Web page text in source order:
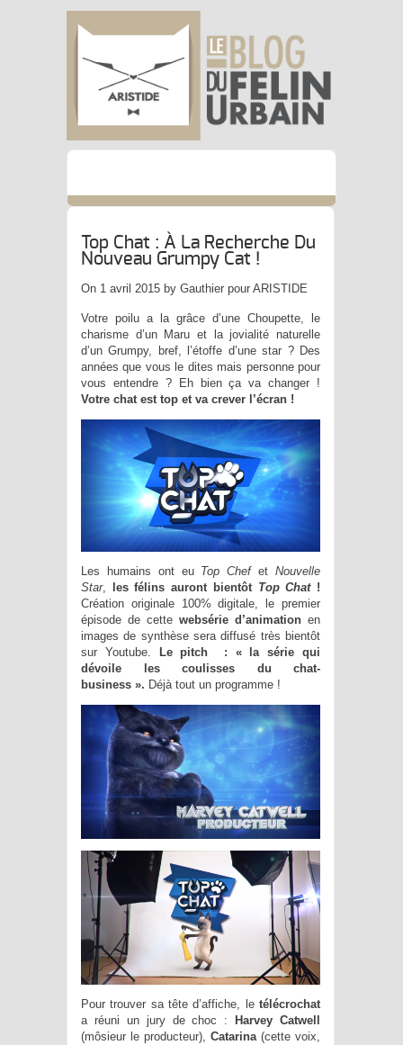
Top Chat : À La Recherche Du
Nouveau Grumpy Cat !
On 1 avril 2015 by Gauthier pour ARISTIDE
Votre poilu a la grâce d’une Choupette, le
charisme d’un Maru et la jovialité naturelle
d’un Grumpy, bref, l’étoffe d’une star ? Des
années que vous le dites mais personne pour
vous entendre ? Eh bien ça va changer !
Votre chat est top et va crever l’écran !
Les humains ont eu Top Chefet Nouvelle
Star, les félins auront bientôt Top Chat!
Création originale 100% digitale, le premier
épisode de cette websérie d’animation en
images de synthèse sera diffusé très bientôt
sur Youtube.
Le pitch : « la série qui
dévoile les coulisses du chat-
business ». Déjà tout un programme !
Pour trouver sa tête d’affiche, le télécrochat
a réuni un jury de choc : Harvey Catwell
(môsieur le producteur), Catarina(cette voix,